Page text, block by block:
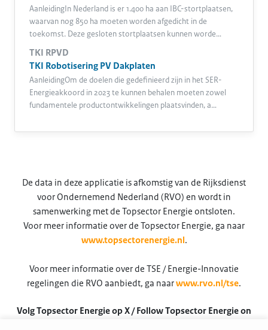
AanleidingIn Nederland is er 1.400 ha aan IBC-stortplaatsen,
waarvan nog 850 ha moeten worden afgedicht in de
toekomst. Deze gesloten stortplaatsen kunnen worde…
TKI RPVD
TKI Robotisering PV Dakplaten
AanleidingOm de doelen die gedefinieerd zijn in het SER-
Energieakkoord in 2023 te kunnen behalen moeten zowel
fundamentele productontwikkelingen plaatsvinden, a…
De data in deze applicatie is afkomstig van de Rijksdienst
voor Ondernemend Nederland (RVO) en wordt in
samenwerking met de Topsector Energie ontsloten.
Voor meer informatie over de Topsector Energie, ga naar
www.topsectorenergie.nl .
Voor meer informatie over de TSE / Energie-Innovatie
regelingen die RVO aanbiedt, ga naarwww.rvo.nl/tse.
Volg Topsector Energie op X / Follow Topsector Energie on